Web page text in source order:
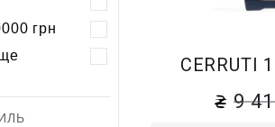
грн
CERRUTI
9